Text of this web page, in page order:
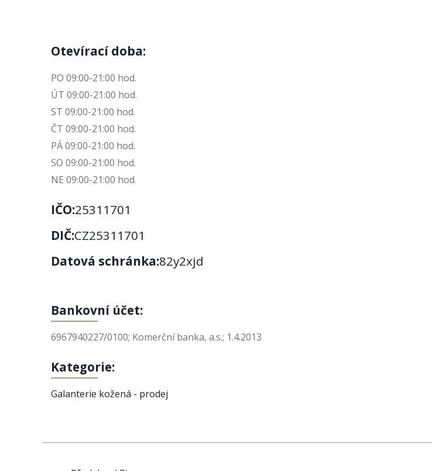
Otevírací doba:
PO 09:00-21:00 hod.
ÚT 09:00-21:00 hod.
ST 09:00-21:00 hod.
ČT 09:00-21:00 hod.
PÁ 09:00-21:00 hod.
SO 09:00-21:00 hod.
NE 09:00-21:00 hod.
IČO:25311701
DIČ:CZ25311701
Datová schránka:82y2xjd
Bankovní účet:
6967940227/0100; Komerční banka, a.s.; 1.4.2013
Kategorie:
Galanterie kožená - prodej